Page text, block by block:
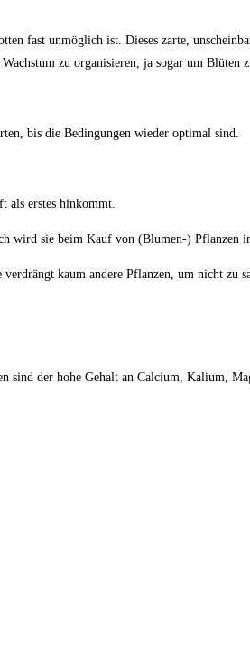
fast unmöglich ist. Dieses zarte,
zu organisieren, ja sogar um
bis die Bedingungen wieder optimal sind.
als erstes hinkommt.
wird sie beim Kauf von (Blumen-) Pflanzen
kaum andere Pflanzen, um nicht zu
sind der hohe Gehalt an Calcium, Kalium,